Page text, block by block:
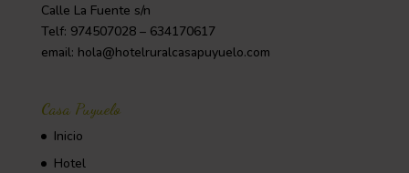
Calle La Fuente s/n
Telf: 974507028 – 634170617
email: hola@hotelruralcasapuyuelo.com
Casa Puyuelo
Inicio
Hotel